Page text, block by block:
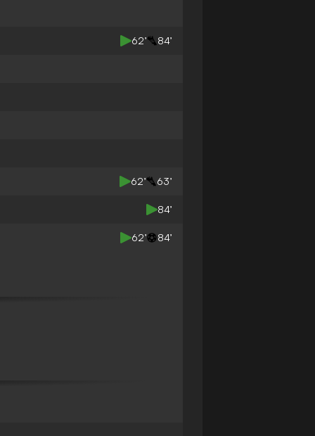
62’ 84’
62’ 63’
84’
62’ 84’